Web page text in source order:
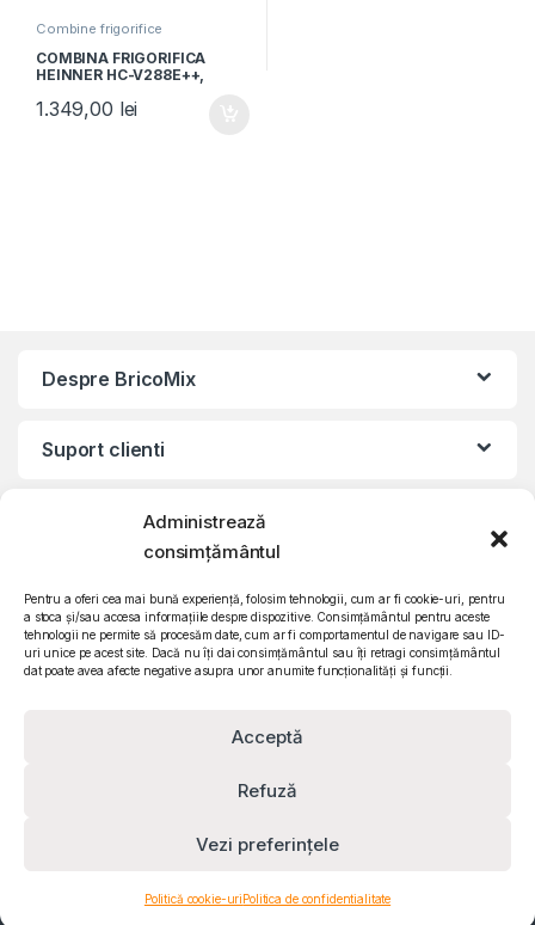
Administrează
consimțământul
Pentru a oferi cea mai bună experiență, folosim tehnologii, cum ar fi cookie-uri, pentru
a stoca și/sau accesa informațiile despre dispozitive. Consimțământul pentru aceste
tehnologii ne permite să procesăm date, cum ar fi comportamentul de navigare sau ID-
uri unice pe acest site. Dacă nu îți dai consimțământul sau îți retragi consimțământul
dat poate avea afecte negative asupra unor anumite funcționalități și funcții.
Acceptă
Refuză
Vezi preferințele
Politică cookie-uriPolitica de confidentialitate
Combine frigorifice
COMBINA FRIGORIFICA
HEINNER HC-V288E++,
Iluminare LED, Control
mecanic, H 180cm, Alb
1.349,00 lei
Despre BricoMix
Suport clienti
Informatii legale
CIF: RO15571358 | Reg. com: J26/839/2003
0732 610 473